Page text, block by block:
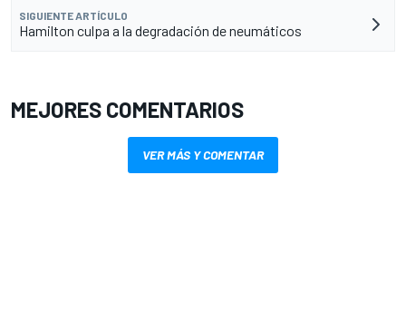
SIGUIENTE ARTÍCULO
Hamilton culpa a la degradación de neumáticos
MEJORES COMENTARIOS
VER MÁS Y COMENTAR